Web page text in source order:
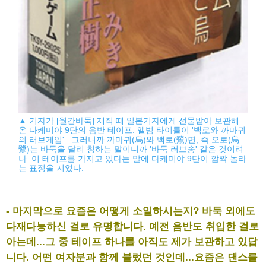
▲ 기자가 [월간바둑] 재직 때 일본기자에게 선물받아 보관해
온 다케미야 9단의 음반 테이프. 앨범 타이틀이 '백로와 까마귀
의 러브게임'...그러니까 까마귀(烏)와 백로(鷺)면, 즉 오로(烏
鷺)는 바둑을 달리 칭하는 말이니까 '바둑 러브송' 같은 것이려
나. 이 테이프를 가지고 있다는 말에 다케미야 9단이 깜짝 놀라
는 표정을 지었다.
- 마지막으로 요즘은 어떻게 소일하시는지? 바둑 외에도
다재다능하신 걸로 유명합니다. 예전 음반도 취입한 걸로
아는데...그 중 테이프 하나를 아직도 제가 보관하고 있답
니다. 어떤 여자분과 함께 불렀던 것인데...요즘은 댄스를